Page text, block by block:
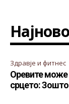
Најново
Здравје и фитнес
Оревите може
срцето: Зошто